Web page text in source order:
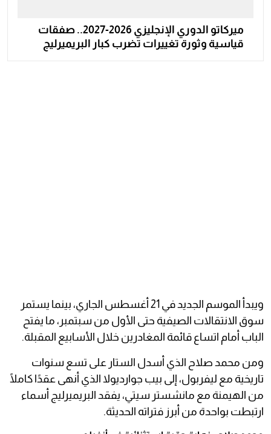
ميركاتو الدوري الإنجليزي 2026-2027.. صفقات
قياسية وثورة تغييرات تضرب كبار البريميرليج
ويبدأ الموسم الجديد في 21 أغسطس الجاري، بينما يستمر
سوق الانتقالات الصيفية حتى الأول من سبتمبر، ما يفتح
الباب أمام اتساع قائمة المغادرين خلال الأسابيع المقبلة.
ومن محمد صلاح الذي أسدل الستار على تسع سنوات
تاريخية مع ليفربول، إلى بيب جوارديولا الذي أنهى عقدًا كاملًا
من الهيمنة مع مانشستر سيتي، يفقد البريميرليج أسماء
ارتبطت بواحدة من أبرز فتراته الحديثة.